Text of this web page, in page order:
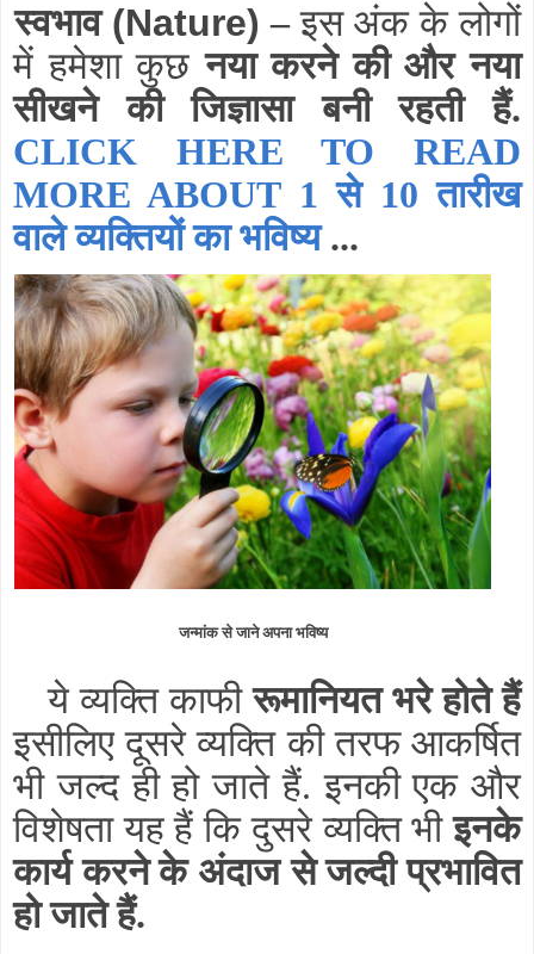
स्वभाव (Nature) –इस अंक के लोगों
में हमेशा कुछनया करने की और नया
सीखने की जिज्ञासा बनी रहती हैं.
CLICK HERE TO READ
MORE ABOUT 1 से 10 तारीख
वाले व्यक्तियों का भविष्य...
जन्मांक से जाने अपना भविष्य
ये व्यक्ति काफीरूमानियत भरे होते हैं
इसीलिए दूसरे व्यक्ति की तरफ आकर्षित
भी जल्द ही हो जाते हैं. इनकी एक और
विशेषता यह हैं कि दुसरे व्यक्ति भीइनके
कार्य करने के अंदाज से जल्दी प्रभावित
हो जाते हैं.